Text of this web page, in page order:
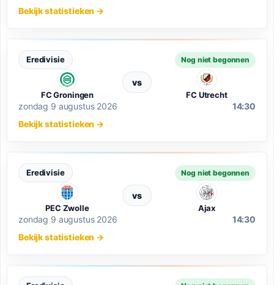
Bekijk statistieken →
Eredivisie Nog niet begonnen
FC Groningen
vs
FC Utrecht
zondag 9 augustus 2026
14:30
Bekijk statistieken →
Eredivisie Nog niet begonnen
PEC Zwolle
vs
Ajax
zondag 9 augustus 2026
14:30
Bekijk statistieken →